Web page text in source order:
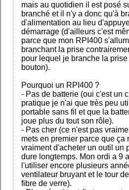
mais au quotidien il est posé
branché et il n'y a donc qu'à
d'alimentation au lieu
démarrage (d'ailleurs c'est
parce que mon RPI400
branchant la prise
pour lequel je branche la
bouton).
Pourquoi un RPI400 ?
- Pas de batterie (oui c'est un
pratique je n'ai que très peu
portable sans fil et que la
joue plus du tout son rôle).
- Pas cher (ce n'est pas
mets en premier parce que ça
vraiment d'acheter un outil un
dure longtemps. Mon ordi a 9
l'utiliser encore plusieurs
ventilateur bruyant et le tour
fibre de verre).